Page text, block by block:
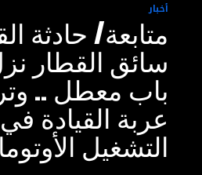
أخبار
متابعة/ حادثة
سائق القطار
باب معطل ..
عربة القيادة
التشغيل